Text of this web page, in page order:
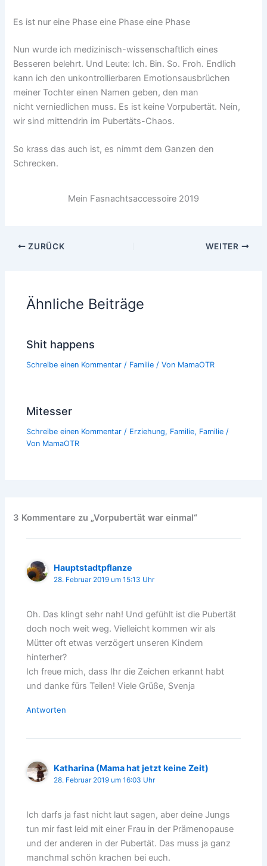
Es ist nur eine Phase eine Phase eine Phase
Nun wurde ich medizinisch-wissenschaftlich eines
Besseren belehrt. Und Leute: Ich. Bin. So. Froh. Endlich
kann ich den unkontrollierbaren Emotionsausbrüchen
meiner Tochter einen Namen geben, den man
nicht verniedlichen muss. Es ist keine Vorpubertät. Nein,
wir sind mittendrin im Pubertäts-Chaos.
So krass das auch ist, es nimmt dem Ganzen den
Schrecken.
Mein Fasnachtsaccessoire 2019
ZURÜCK WEITER
Ähnliche Beiträge
Shit happens
Schreibe einen Kommentar / Familie / Von MamaOTR
Mitesser
Schreibe einen Kommentar / Erziehung, Familie, Familie /
Von MamaOTR
3 Kommentare zu „Vorpubertät war einmal“
Hauptstadtpflanze
28. Februar 2019 um 15:13 Uhr
Oh. Das klingt sehr nah! Und gefühlt ist die Pubertät
doch noch weit weg. Vielleicht kommen wir als
Mütter oft etwas verzögert unseren Kindern
hinterher?
Ich freue mich, dass Ihr die Zeichen erkannt habt
und danke fürs Teilen! Viele Grüße, Svenja
Antworten
Katharina (Mama hat jetzt keine Zeit)
28. Februar 2019 um 16:03 Uhr
Ich darfs ja fast nicht laut sagen, aber deine Jungs
tun mir fast leid mit einer Frau in der Prämenopause
und der anderen in der Pubertät. Das muss ja ganz
manchmal schön krachen bei euch.